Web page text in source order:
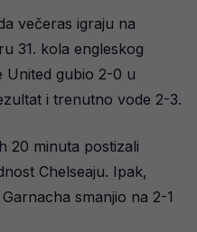
večeras igraju na
31. kola engleskog
United gubio 2-0 u
i trenutno vode 2-3.
20 minuta postizali
Chelseaju. Ipak,
smanjio na 2-1